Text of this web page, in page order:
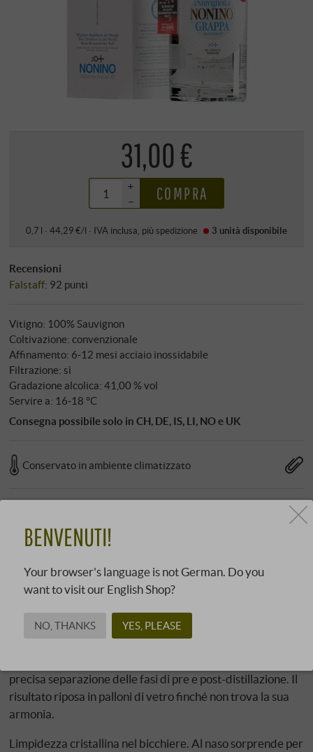
31,00 €
+
–
COMPRA
0,7 l · 44,29 €/l · IVA inclusa , più spedizione 3 unità disponibile
Recensioni
Falstaff: 92 punti
Vitigno: 100% Sauvignon
Coltivazione: convenzionale
Affinamento: 6‑12 mesi acciaio inossidabile
Filtrazione: sì
Gradazione alcolica: 41,00 % vol
Servire a: 16‑18 °C
Consegna possibile solo in CH, DE, IS, LI, NO e UK
Conservato in ambiente climatizzato
bianca – inconfondibile, sicuro di sé, con un profilo
note "verdi"; nella grappa, rivela un lato
sorprendentemente diverso. Le vinacce fresche e
diraspate, provenienti da zone di coltivazione selezionate,
vengono fatte fermentare anaerobicamente in acciaio
precisa separazione delle fasi di pre e post-distillazione. Il
risultato riposa in palloni di vetro finché non trova la sua
armonia.
Limpidezza cristallina nel bicchiere. Al naso sorprende per
BENVENUTI!
Your browser's language is not German. Do you
want to visit our English Shop?
NO, THANKS YES, PLEASE